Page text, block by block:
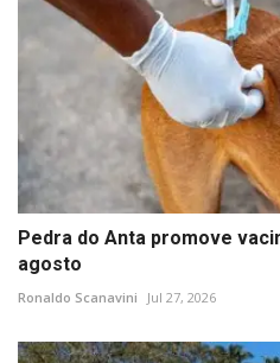
Pedra do Anta promove
agosto
Ronaldo Scanavini Jul 27, 2026